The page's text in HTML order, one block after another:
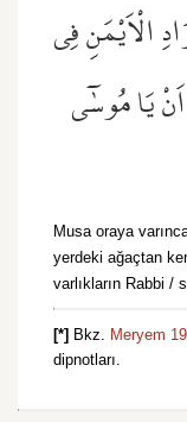
الْاَيْمَنِ فِي
يَا مُوسٰٓى
Musa oraya
yerdeki ağaçtan
varlıkların Rabbi /
[*] Bkz. Meryem
dipnotları.